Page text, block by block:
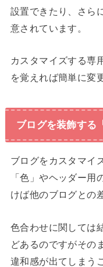
設置できたり、さら
意されています。
カスタマイズする専
を覚えれば簡単に変
ブログを装飾する
ブログをカスタマイ
「色」やヘッダー
けば他のブログとの
色合わせに関しては
どあるのですがその
違和感が出てしまう